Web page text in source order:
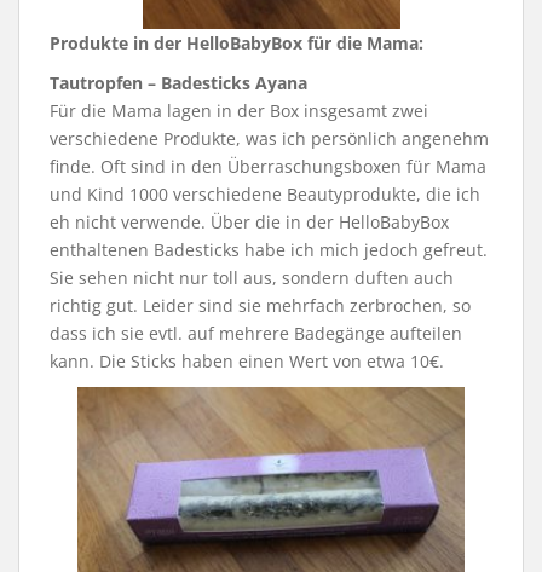
Produkte in der HelloBabyBox für die Mama:
Tautropfen – Badesticks Ayana
Für die Mama lagen in der Box insgesamt zwei
verschiedene Produkte, was ich persönlich angenehm
finde. Oft sind in den Überraschungsboxen für Mama
und Kind 1000 verschiedene Beautyprodukte, die ich
eh nicht verwende. Über die in der HelloBabyBox
enthaltenen Badesticks habe ich mich jedoch gefreut.
Sie sehen nicht nur toll aus, sondern duften auch
richtig gut. Leider sind sie mehrfach zerbrochen, so
dass ich sie evtl. auf mehrere Badegänge aufteilen
kann. Die Sticks haben einen Wert von etwa 10€.